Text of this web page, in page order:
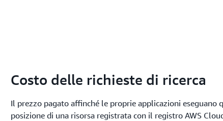
Costo delle richieste di ricerca
Il prezzo pagato affinché le proprie applicazioni eseguano
posizione di una risorsa registrata con il registro AWS